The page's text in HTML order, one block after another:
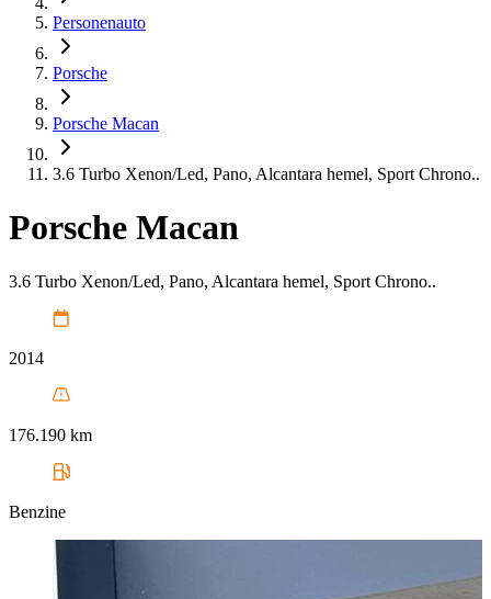
Personenauto
Porsche
Porsche Macan
3.6 Turbo Xenon/Led, Pano, Alcantara hemel, Sport Chrono..
Porsche Macan
3.6 Turbo Xenon/Led, Pano, Alcantara hemel, Sport Chrono..
2014
176.190 km
Benzine